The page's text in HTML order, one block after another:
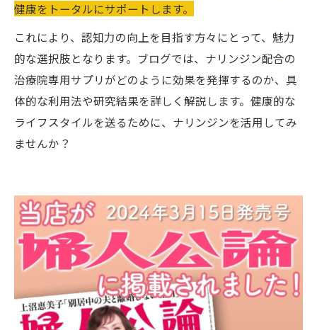
健康をトータルにサポートします。
これにより、認知力の向上を目指す方々にとって、魅力
的な選択肢となります。ブログでは、ナリンジン配合の
治療院専用サプリがどのように効果を発揮するのか、具
体的な利用法や研究結果を詳しく解説します。健康的な
ライフスタイルを送るために、ナリンジンを活用してみ
ませんか？